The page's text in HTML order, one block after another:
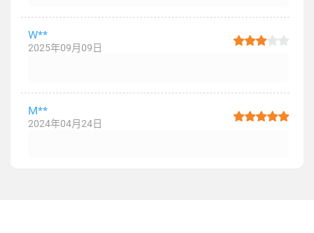
W**
2025年09月09日
M**
2024年04月24日